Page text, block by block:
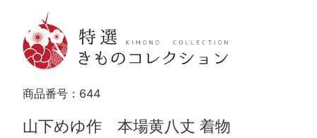
商品番号： 644
山下めゆ作 本場黄八丈 着物